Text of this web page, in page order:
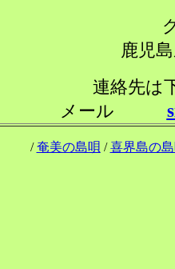
グ
鹿児
連絡先
メール
/奄美の島唄 /喜界島の